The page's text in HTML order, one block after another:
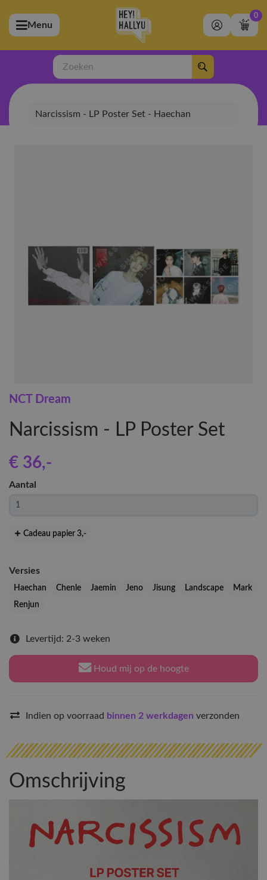
(Artiesten)
(Merchandise)
(Exclusive)
(Winkel)
Menu
0
Zoeken
Narcissism - LP Poster Set - Haechan
NCT Dream
Narcissism - LP Poster Set
€ 36,-
Aantal
Cadeau papier 3,-
Versies
Haechan Chenle Jaemin Jeno Jisung Landscape
Mark
Renjun
Levertijd: 2-3 weken
Houd mij op de hoogte
Indien op voorraad binnen 2 werkdagen verzonden
Omschrijving